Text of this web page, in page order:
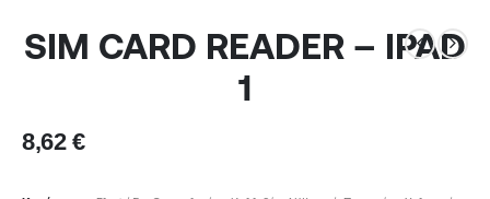
SIM CARD READER – IPAD
1
8,62 €